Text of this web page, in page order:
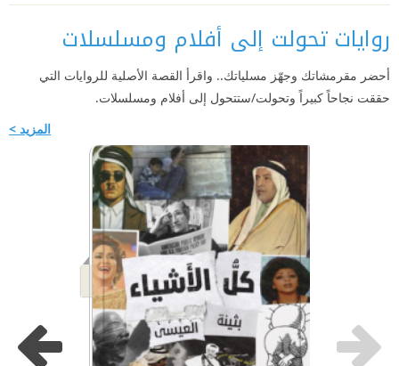
روايات تحولت إلى أفلام ومسلسلات
أحضر مقرمشاتك وجهّز مسلياتك.. واقرأ القصة الأصلية للروايات التي
حققت نجاحاً كبيراً وتحولت/ستتحول إلى أفلام ومسلسلات.
المزيد >